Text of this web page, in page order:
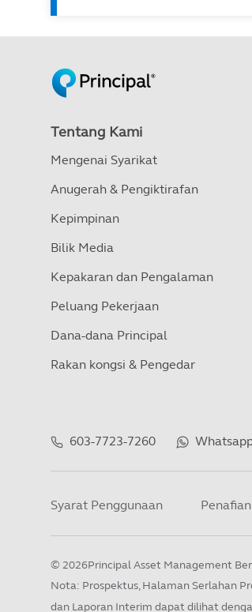
Tentang Kami
Mengenai Syarikat
Anugerah & Pengiktirafan
Kepimpinan
Bilik Media
Kepakaran dan Pengalaman
Peluang Pekerjaan
Dana-dana Principal
Rakan kongsi & Pengedar
603-7723-7260
Syarat Penggunaan Penafian
© 2026Principal Asset Management
Nota: Prospektus, Halaman Serlahan
dan Laporan Interim dapat dilihat